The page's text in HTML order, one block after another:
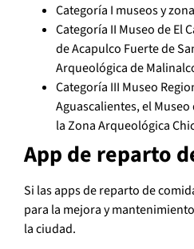
Categoría I museos y
Categoría II Museo de El
de Acapulco Fuerte de
Arqueológica de
Categoría III Museo
Aguascalientes, el
la Zona Arqueológica
App de reparto
Si las apps de reparto de
para la mejora y
la ciudad.